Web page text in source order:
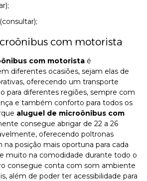
com motorista
com motorista é
diferentes ocasiões, sejam elas de
oferecendo um transporte
para diferentes regiões, sempre com
e também conforto para todos os
aluguel de microônibus com
consegue abrigar de 22 a 26
oferecendo poltronas
na posição mais oportuna para cada
muito na comodidade durante todo o
consegue conta com som ambiente
além de poder ter acessibilidade para